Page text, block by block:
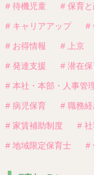
# 待機児童 # 保育
# キャリアアップ #
# お得情報 # 上京
# 発達支援 # 潜在
# 本社・本部・人事管
# 病児保育 # 職務
# 家賃補助制度 #
# 地域限定保育士 #